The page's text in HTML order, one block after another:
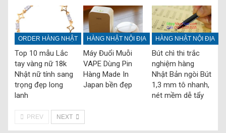
ORDER HÀNG NHẬT
Top 10 mẫu Lắc
tay vàng nữ 18k
Nhật nữ tính sang
trọng đẹp long
lanh
HÀNG NHẬT NỘI ĐỊA
Máy Đuổi Muỗi
VAPE Dùng Pin
Hàng Made In
Japan bền đẹp
HÀNG NHẬT NỘI ĐỊA
Bút chì thi trắc
nghiệm hàng
Nhật Bản ngòi Bút
1,3 mm tô nhanh,
nét mềm dễ tẩy
PREV NEXT